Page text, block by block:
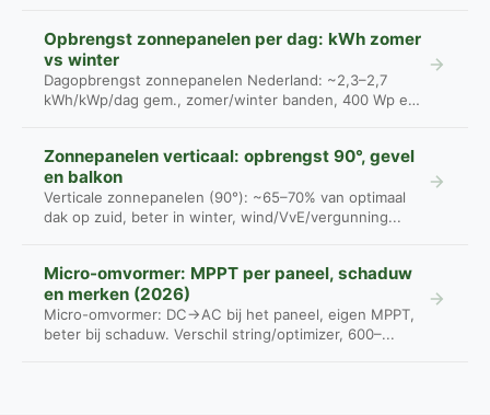
Opbrengst zonnepanelen per dag: kWh zomer
vs winter
Dagopbrengst zonnepanelen Nederland: ~2,3–2,7
kWh/kWp/dag gem., zomer/winter banden, 400 Wp en
Zonnepanelen verticaal: opbrengst 90°, gevel
en balkon
Verticale zonnepanelen (90°): ~65–70% van optimaal
dak op zuid, beter in winter, wind/VvE/vergunning...
Micro-omvormer: MPPT per paneel, schaduw
en merken (2026)
Micro-omvormer: DC→AC bij het paneel, eigen MPPT,
beter bij schaduw. Verschil string/optimizer, 600–...